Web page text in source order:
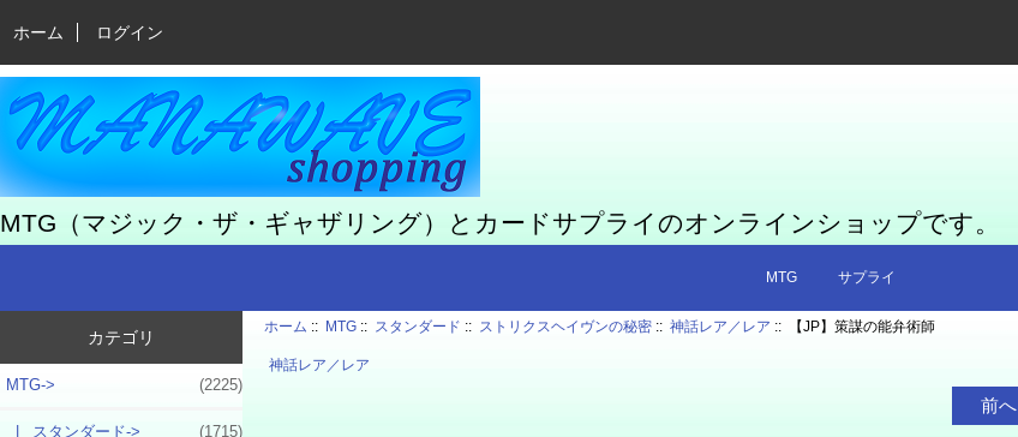
ホーム ログイン
MTG（マジック・ザ・ギャザリング）とカードサプライのオンラインショップです。
MTG サプライ
カテゴリ
MTG-> (2225)
|_ スタンダード-> (1715)
ホーム :: MTG :: スタンダード :: ストリクスヘイヴンの秘密 ::神話レア／レア :: 【JP】策謀の能弁術師
神話レア／レア
前へ